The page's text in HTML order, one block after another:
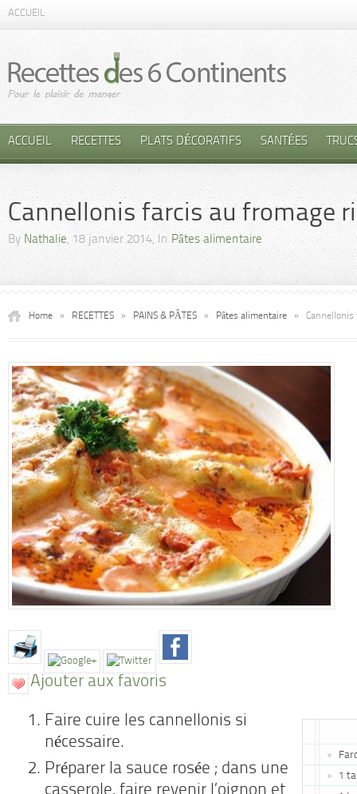
ACCUEIL
ACCUEIL RECETTES PLATS DÉCORATIFS SANTÉES
Cannellonis farcis au fromage
By Nathalie, 18 janvier 2014, In Pâtes alimentaire
Home » RECETTES » PAINS & PÂTES » Pâtes alimentaire » Cannellonis
Ajouter aux favoris
1
Faire cuire les cannellonis si
nécessaire.
Préparer la sauce rosée ; dans une
casserole, faire revenir l’oignon et